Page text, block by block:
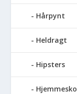
Hårpynt
Heldragt
Hipsters
Hjemmesko